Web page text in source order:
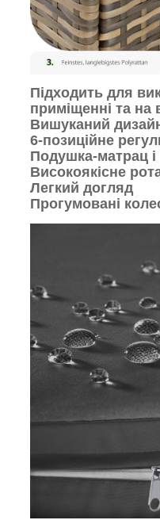
Підходить для
приміщенні та на
Вишуканий
6-позиційне
Подушка-матрац і
Високоякісне
Легкий догляд
Прогумовані